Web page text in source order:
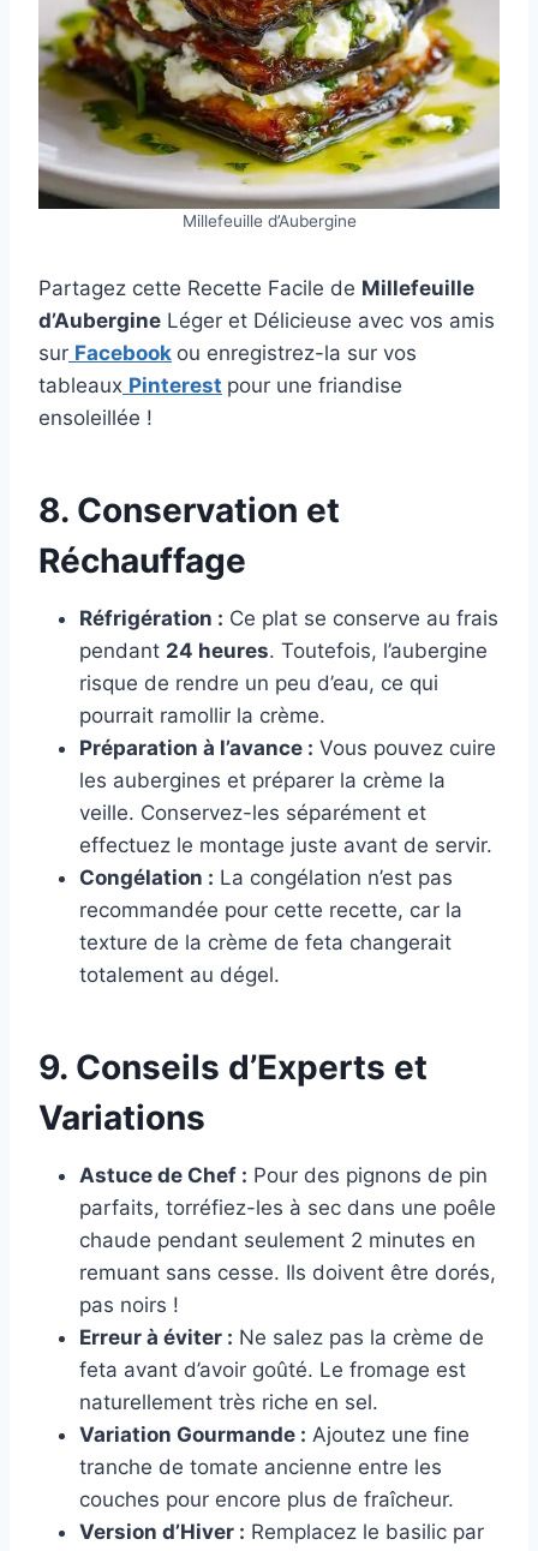
Millefeuille d’Aubergine
Partagez cette Recette Facile de Millefeuille
d’Aubergine Léger et Délicieuse avec vos amis
sur Facebook ou enregistrez-la sur vos
tableaux Pinterest pour une friandise
ensoleillée !
8. Conservation et
Réchauffage
Réfrigération : Ce plat se conserve au frais
pendant 24 heures. Toutefois, l’aubergine
risque de rendre un peu d’eau, ce qui
pourrait ramollir la crème.
Préparation à l’avance : Vous pouvez cuire
les aubergines et préparer la crème la
veille. Conservez-les séparément et
effectuez le montage juste avant de servir.
Congélation : La congélation n’est pas
recommandée pour cette recette, car la
texture de la crème de feta changerait
totalement au dégel.
9. Conseils d’Experts et
Variations
Astuce de Chef : Pour des pignons de pin
parfaits, torréfiez-les à sec dans une poêle
chaude pendant seulement 2 minutes en
remuant sans cesse. Ils doivent être dorés,
pas noirs !
Erreur à éviter : Ne salez pas la crème de
feta avant d’avoir goûté. Le fromage est
naturellement très riche en sel.
Variation Gourmande : Ajoutez une fine
tranche de tomate ancienne entre les
couches pour encore plus de fraîcheur.
Version d’Hiver : Remplacez le basilic par